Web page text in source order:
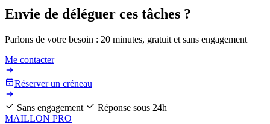
Envie de déléguer ces tâches ?
Parlons de votre besoin : 20 minutes, gratuit et sans engagement
Me contacter
Réserver un créneau
Sans engagement
Réponse sous 24h
MAILLON PRO